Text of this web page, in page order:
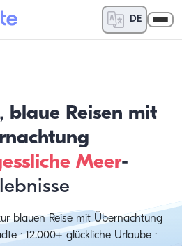
DE
blaue Reisen mit
Meer-
blauen Reise mit Übernachtung
· 12.000+ glückliche Urlaube ·